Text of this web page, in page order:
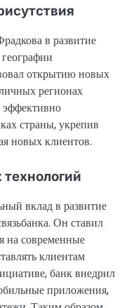
в развитие
открытию новых
регионах
эффективно
страны, укрепив
новых клиентов.
вклад в развитие
Он ставил
на современные
клиентам
банк внедрил
приложения,